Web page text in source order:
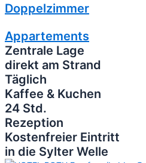
Doppelzimmer
Appartements
Zentrale Lage
direkt am Strand
Täglich
Kaffee & Kuchen
24 Std.
Rezeption
Kostenfreier Eintritt
in die Sylter Welle